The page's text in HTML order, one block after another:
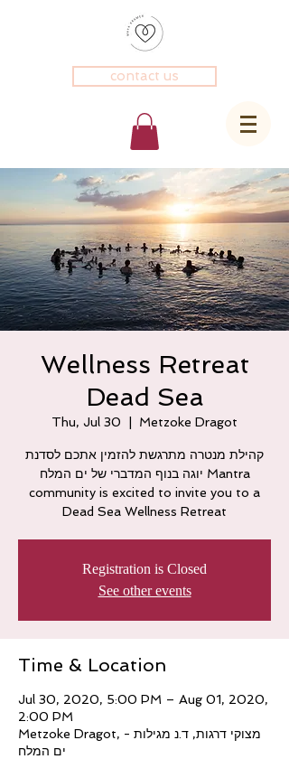
contact us
Wellness Retreat
Dead Sea
Thu, Jul 30 Metzoke Dragot
קהילת מנטרה מתרגשת להזמין אתכם לסדנת
יוגה בנוף המדברי של ים המלח Mantra
community is excited to invite you to a
Registration is Closed
See other events
Time & Location
Jul 30, 2020, 5:00 PM – Aug 01, 2020,
2:00 PM
Metzoke Dragot, מצוקי דרגות, ד.נ מגילות -
ים המלח